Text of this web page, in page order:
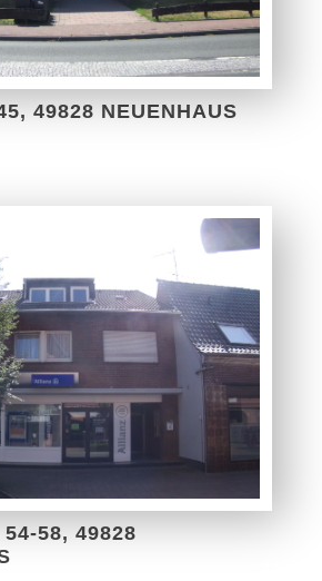
49828 NEUENHAUS
58, 49828